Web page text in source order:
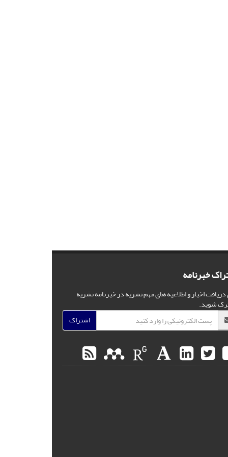
خبرنامه
دریافت اخبار و اطلاعیه های مهم نشریه در خبرنامه نشریه
شوید.
اشتراک